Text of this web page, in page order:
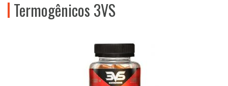
Termogênicos 3VS